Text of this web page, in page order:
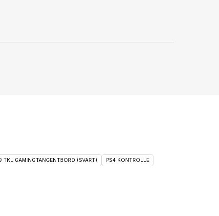
TKL GAMINGTANGENTBORD (SVART) PS4 KONTROLLE